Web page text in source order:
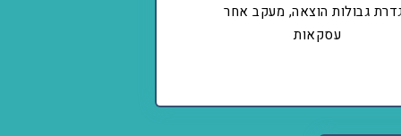
גבולות הוצאה, מעקב אחר
עסקאות